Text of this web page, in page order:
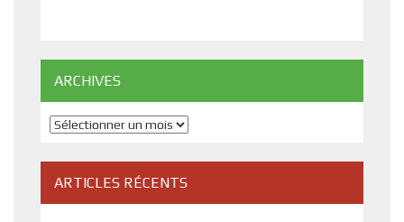
ARCHIVES
Archives
ARTICLES RÉCENTS